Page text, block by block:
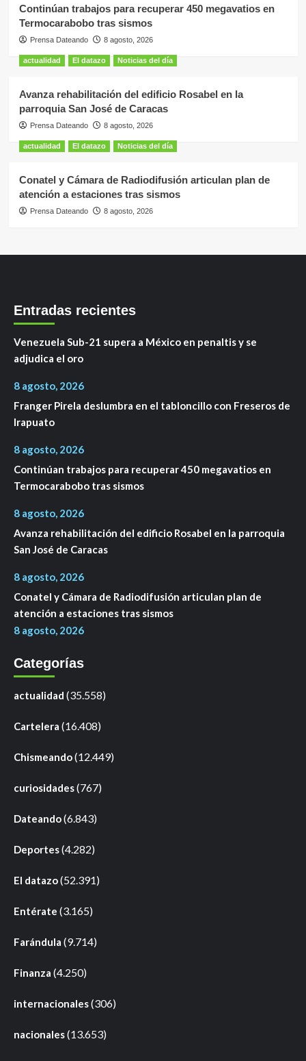
Continúan trabajos para recuperar 450 megavatios en
Termocarabobo tras sismos
Prensa Dateando 8 agosto, 2026
actualidad El datazo Noticias del día
Avanza rehabilitación del edificio Rosabel en la
parroquia San José de Caracas
Prensa Dateando 8 agosto, 2026
actualidad El datazo Noticias del día
Conatel y Cámara de Radiodifusión articulan plan de
atención a estaciones tras sismos
Prensa Dateando 8 agosto, 2026
Entradas recientes
Venezuela Sub-21 supera a México en penaltis y se
adjudica el oro
8 agosto, 2026
Franger Pirela deslumbra en el tabloncillo con Freseros de
Irapuato
8 agosto, 2026
Continúan trabajos para recuperar 450 megavatios en
Termocarabobo tras sismos
8 agosto, 2026
Avanza rehabilitación del edificio Rosabel en la parroquia
San José de Caracas
8 agosto, 2026
Conatel y Cámara de Radiodifusión articulan plan de
atención a estaciones tras sismos
8 agosto, 2026
Categorías
actualidad (35.558)
Cartelera (16.408)
Chismeando(12.449)
curiosidades(767)
Dateando(6.843)
Deportes(4.282)
El datazo(52.391)
Entérate (3.165)
Farándula (9.714)
Finanza (4.250)
internacionales(306)
nacionales(13.653)